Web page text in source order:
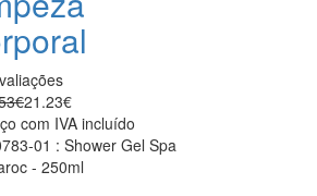
21.23€
com IVA incluído
01 : Shower Gel Spa
- 250ml